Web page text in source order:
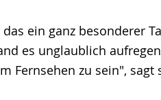
ein ganz besonderer
es unglaublich
Fernsehen zu sein", sagt